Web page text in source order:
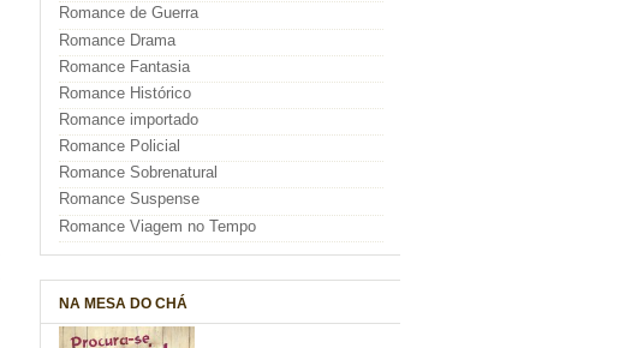
Romance de Guerra
Romance Drama
Romance Fantasia
Romance Histórico
Romance importado
Romance Policial
Romance Sobrenatural
Romance Suspense
Romance Viagem no Tempo
NA MESA DO CHÁ